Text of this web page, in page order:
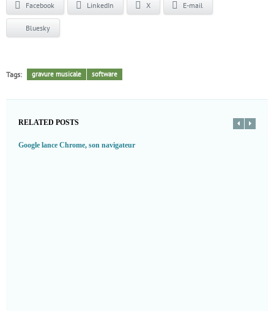
Facebook LinkedIn X E-mail
Bluesky
Tags: gravure musicale software
RELATED POSTS
Google lance Chrome, son navigateur